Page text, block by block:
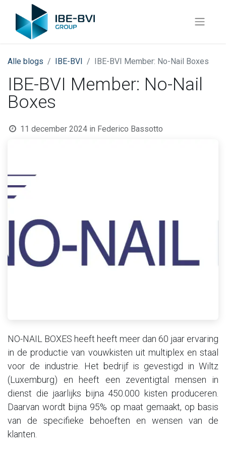
Alle blogs ​IBE-BVI IBE-BVI Member: No-Nail Boxes
IBE-BVI Member: No-Nail
Boxes
11 december 2024 in Federico Bassotto
NO-NAIL BOXES heeft heeft meer dan 60 jaar ervaring
in de productie van vouwkisten uit multiplex en staal
voor de industrie. Het bedrijf is gevestigd in Wiltz
(Luxemburg) en heeft een zeventigtal mensen in
dienst die jaarlijks bijna 450.000 kisten produceren.
Daarvan wordt bijna 95% op maat gemaakt, op basis
van de specifieke behoeften en wensen van de
klanten.